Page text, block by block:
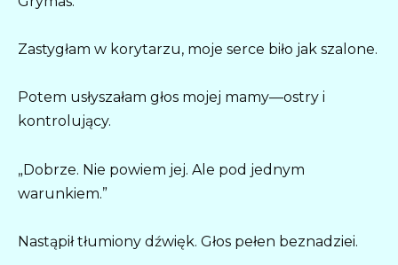
Zastygłam w korytarzu, moje serce biło jak szalone.
Potem usłyszałam głos mojej mamy—ostry i
kontrolujący.
„Dobrze. Nie powiem jej. Ale pod jednym
warunkiem.”
Nastąpił tłumiony dźwięk. Głos pełen beznadziei.